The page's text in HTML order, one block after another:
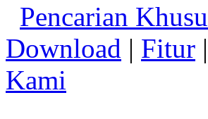
Pencarian
Download | Fitur |
Kami